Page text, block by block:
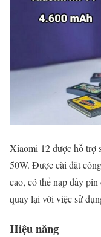
Xiaomi 12 được hỗ trợ
50W. Được cài đặt
cao, có thể nạp đầy
quay lại với việc sử
Hiệu năng